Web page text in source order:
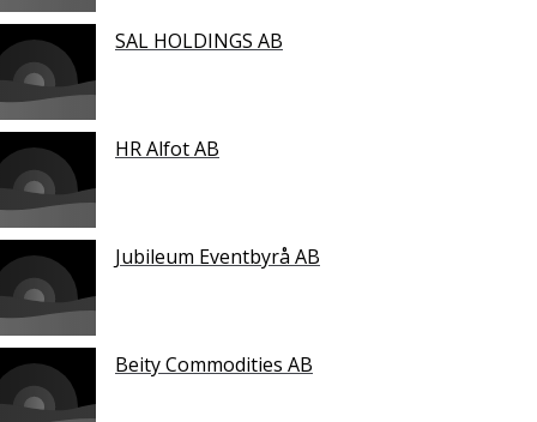
SAL HOLDINGS AB
HR Alfot AB
Jubileum Eventbyrå AB
Beity Commodities AB